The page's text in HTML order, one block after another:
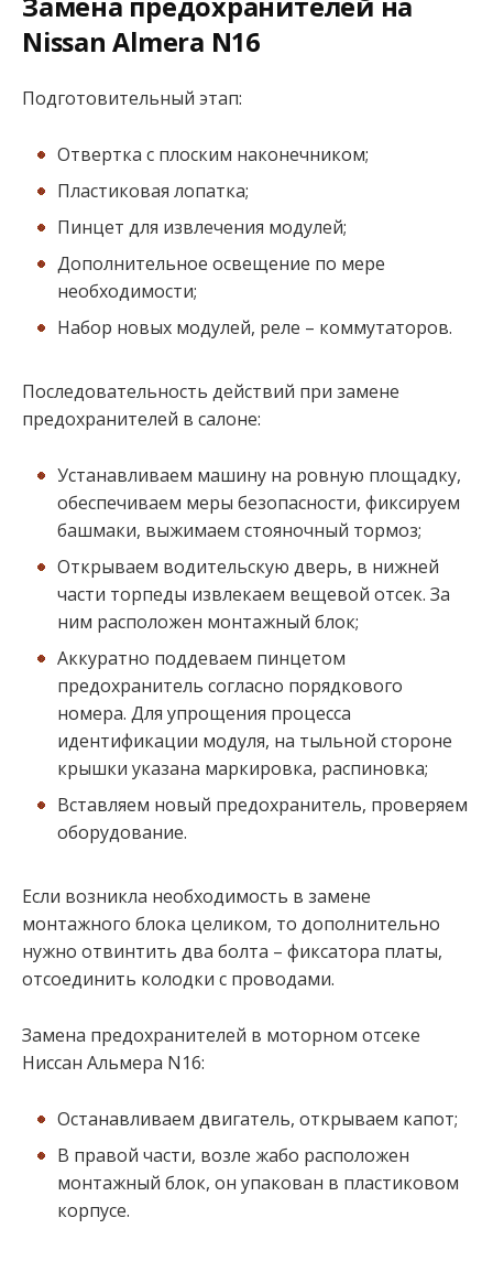
Nissan Almera N16
Подготовительный этап:
Отвертка с плоским наконечником;
Пластиковая лопатка;
Пинцет для извлечения модулей;
Дополнительное освещение по мере
необходимости;
Набор новых модулей, реле – коммутаторов.
Последовательность действий при замене
предохранителей в салоне:
Устанавливаем машину на ровную площадку,
обеспечиваем меры безопасности, фиксируем
башмаки, выжимаем стояночный тормоз;
Открываем водительскую дверь, в нижней
части торпеды извлекаем вещевой отсек. За
ним расположен монтажный блок;
Аккуратно поддеваем пинцетом
предохранитель согласно порядкового
номера. Для упрощения процесса
идентификации модуля, на тыльной стороне
крышки указана маркировка, распиновка;
Вставляем новый предохранитель, проверяем
оборудование.
Если возникла необходимость в замене
монтажного блока целиком, то дополнительно
нужно отвинтить два болта – фиксатора платы,
отсоединить колодки с проводами.
Замена предохранителей в моторном отсеке
Ниссан Альмера N16:
Останавливаем двигатель, открываем капот;
В правой части, возле жабо расположен
монтажный блок, он упакован в пластиковом
корпусе.